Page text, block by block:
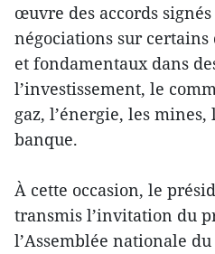
œuvre des accords
négociations sur
et fondamentaux dans
l’investissement, le
gaz, l’énergie, les
banque.
À cette occasion, le
transmis l’invitation du
l’Assemblée nationale